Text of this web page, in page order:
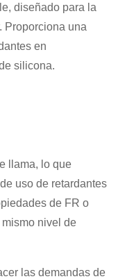
diseñado para la
Proporciona una
en
silicona.
llama, lo que
uso de retardantes
de FR o
nivel de
las demandas de